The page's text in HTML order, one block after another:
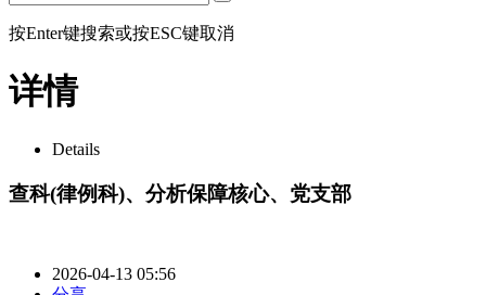
按Enter键搜索或按ESC键取消
详情
Details
查科(律例科)、分析保障核心、党支部
2026-04-13 05:56